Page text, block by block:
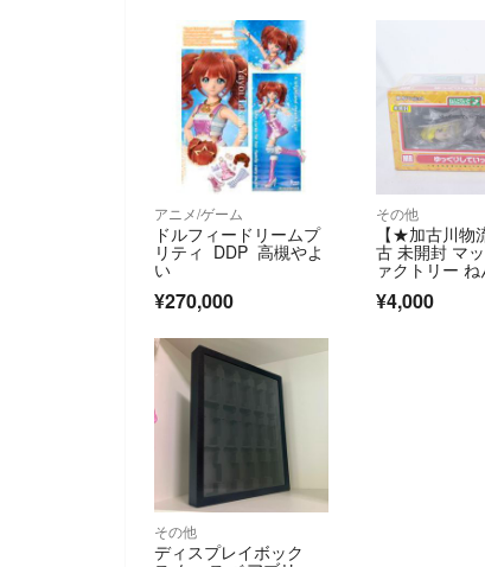
アニメ/ゲーム
ドルフィードリームプ
リティ DDP 高槻やよ
い
¥270,000
その他
【★加古川物
古 未開封 マ
ァクトリー
ト ゆっくりし
¥4,000
その他
ディスプレイボック